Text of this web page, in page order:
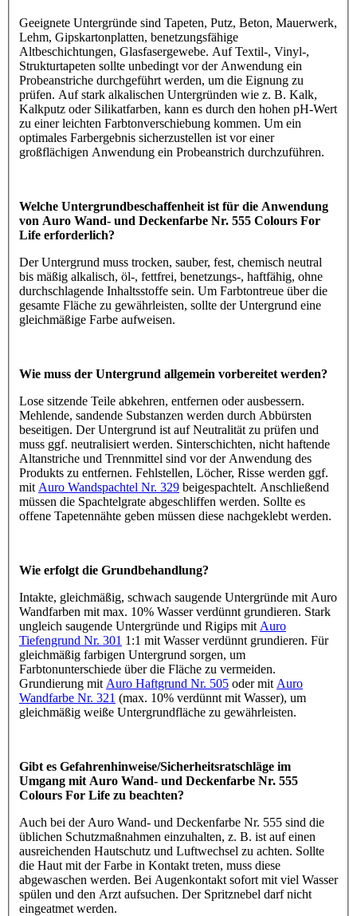
Geeignete Untergründe sind Tapeten, Putz, Beton, Mauerwerk,
Lehm, Gipskartonplatten, benetzungsfähige
Altbeschichtungen, Glasfasergewebe. Auf Textil-, Vinyl-,
Strukturtapeten sollte unbedingt vor der Anwendung ein
Probeanstriche durchgeführt werden, um die Eignung zu
prüfen. Auf stark alkalischen Untergründen wie z. B. Kalk,
Kalkputz oder Silikatfarben, kann es durch den hohen pH-Wert
zu einer leichten Farbtonverschiebung kommen. Um ein
optimales Farbergebnis sicherzustellen ist vor einer
großflächigen Anwendung ein Probeanstrich durchzuführen.
Welche Untergrundbeschaffenheit ist für die Anwendung
von Auro Wand- und Deckenfarbe Nr. 555 Colours For
Life erforderlich?
Der Untergrund muss trocken, sauber, fest, chemisch neutral
bis mäßig alkalisch, öl-, fettfrei, benetzungs-, haftfähig, ohne
durchschlagende Inhaltsstoffe sein. Um Farbtontreue über die
gesamte Fläche zu gewährleisten, sollte der Untergrund eine
gleichmäßige Farbe aufweisen.
Wie muss der Untergrund allgemein vorbereitet werden?
Lose sitzende Teile abkehren, entfernen oder ausbessern.
Mehlende, sandende Substanzen werden durch Abbürsten
beseitigen. Der Untergrund ist auf Neutralität zu prüfen und
muss ggf. neutralisiert werden. Sinterschichten, nicht haftende
Altanstriche und Trennmittel sind vor der Anwendung des
Produkts zu entfernen. Fehlstellen, Löcher, Risse werden ggf.
mit Auro Wandspachtel Nr. 329 beigespachtelt. Anschließend
müssen die Spachtelgrate abgeschliffen werden. Sollte es
offene Tapetennähte geben müssen diese nachgeklebt werden.
Wie erfolgt die Grundbehandlung?
Intakte, gleichmäßig, schwach saugende Untergründe mit Auro
Wandfarben mit max. 10% Wasser verdünnt grundieren. Stark
ungleich saugende Untergründe und Rigips mit Auro
Tiefengrund Nr. 301 1:1 mit Wasser verdünnt grundieren. Für
gleichmäßig farbigen Untergrund sorgen, um
Farbtonunterschiede über die Fläche zu vermeiden.
Grundierung mit Auro Haftgrund Nr. 505 oder mit Auro
Wandfarbe Nr. 321 (max. 10% verdünnt mit Wasser), um
gleichmäßig weiße Untergrundfläche zu gewährleisten.
Gibt es Gefahrenhinweise/Sicherheitsratschläge im
Umgang mit Auro Wand- und Deckenfarbe Nr. 555
Colours For Life zu beachten?
Auch bei der Auro Wand- und Deckenfarbe Nr. 555 sind die
üblichen Schutzmaßnahmen einzuhalten, z. B. ist auf einen
ausreichenden Hautschutz und Luftwechsel zu achten. Sollte
die Haut mit der Farbe in Kontakt treten, muss diese
abgewaschen werden. Bei Augenkontakt sofort mit viel Wasser
spülen und den Arzt aufsuchen. Der Spritznebel darf nicht
eingeatmet werden.